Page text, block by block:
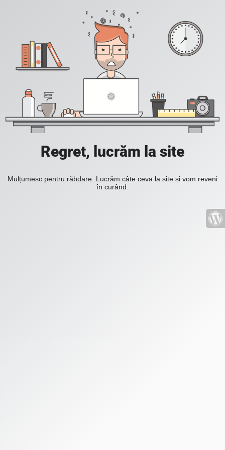
Regret, lucrăm la site
Mulțumesc pentru răbdare. Lucrăm câte ceva la site și vom reveni
în curând.